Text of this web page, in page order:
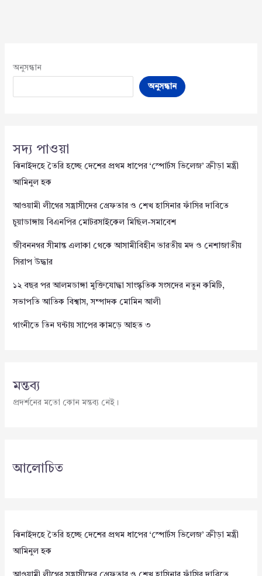
অনুসন্ধান
অনুসন্ধান
সদ্য পাওয়া
ঝিনাইদহে তৈরি হচ্ছে দেশের প্রথম ধাপের ‘স্পোর্টস ভিলেজ’ ক্রীড়া মন্ত্রী
আমিনুল হক
আওয়ামী লীগের সন্ত্রাসীদের গ্রেফতার ও শেখ হাসিনার ফাঁসির দাবিতে
চুয়াডাঙ্গায় বিএনপির মোটরসাইকেল মিছিল-সমাবেশ
জীবননগর সীমান্ত এলাকা থেকে আসামীবিহীন ভারতীয় মদ ও নেশাজাতীয়
সিরাপ উদ্ধার
১২ বছর পর আলমডাঙ্গা মুক্তিযোদ্ধা সাংস্কৃতিক সংসদের নতুন কমিটি,
সভাপতি আতিক বিশ্বাস, সম্পাদক মোমিন আলী
গাংনীতে তিন ঘন্টায় সাপের কামড়ে আহত ৩
মন্তব্য
প্রদর্শনের মতো কোন মন্তব্য নেই।
আলোচিত
ঝিনাইদহে তৈরি হচ্ছে দেশের প্রথম ধাপের ‘স্পোর্টস ভিলেজ’ ক্রীড়া মন্ত্রী
আমিনুল হক